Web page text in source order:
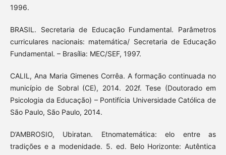
1996.
BRASIL. Secretaria de Educação Fundamental. Parâmetros
curriculares nacionais: matemática/ Secretaria de Educação
Fundamental. – Brasília: MEC/SEF, 1997.
CALIL, Ana Maria Gimenes Corrêa. A formação continuada no
município de Sobral (CE), 2014. 202f. Tese (Doutorado em
Psicologia da Educação) – Pontifícia Universidade Católica de
São Paulo, São Paulo, 2014.
D’AMBROSIO, Ubiratan. Etnomatemática: elo entre as
tradições e a modenidade. 5. ed. Belo Horizonte: Autêntica